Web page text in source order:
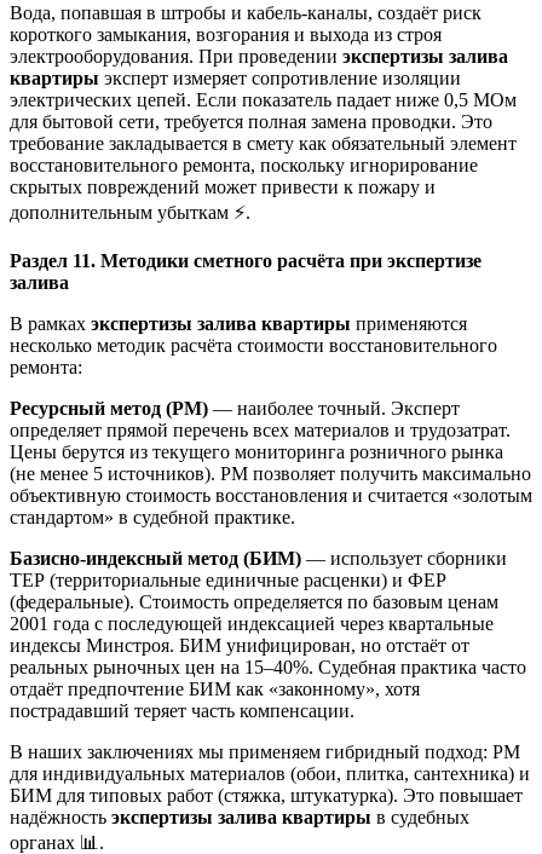
Вода, попавшая в штробы и кабель-каналы, создаёт риск
короткого замыкания, возгорания и выхода из строя
электрооборудования. При проведении экспертизы залива
квартиры эксперт измеряет сопротивление изоляции
электрических цепей. Если показатель падает ниже 0,5 МОм
для бытовой сети, требуется полная замена проводки. Это
требование закладывается в смету как обязательный элемент
восстановительного ремонта, поскольку игнорирование
скрытых повреждений может привести к пожару и
дополнительным убыткам ⚡.
Раздел 11. Методики сметного расчёта при экспертизе
залива
В рамках экспертизы залива квартиры применяются
несколько методик расчёта стоимости восстановительного
ремонта:
Ресурсный метод (РМ) — наиболее точный. Эксперт
определяет прямой перечень всех материалов и трудозатрат.
Цены берутся из текущего мониторинга розничного рынка
(не менее 5 источников). РМ позволяет получить максимально
объективную стоимость восстановления и считается «золотым
стандартом» в судебной практике.
Базисно-индексный метод (БИМ) — использует сборники
ТЕР (территориальные единичные расценки) и ФЕР
(федеральные). Стоимость определяется по базовым ценам
2001 года с последующей индексацией через квартальные
индексы Минстроя. БИМ унифицирован, но отстаёт от
реальных рыночных цен на 15–40%. Судебная практика часто
отдаёт предпочтение БИМ как «законному», хотя
пострадавший теряет часть компенсации.
В наших заключениях мы применяем гибридный подход: РМ
для индивидуальных материалов (обои, плитка, сантехника) и
БИМ для типовых работ (стяжка, штукатурка). Это повышает
надёжность экспертизы залива квартиры в судебных
органах 📊.